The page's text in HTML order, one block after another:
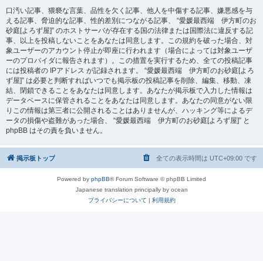
口汚い記事、猥褻な言葉、品性を欠く記事、他人を中傷する記事、嫌悪感を与
える記事、脅迫的な記事、性的差別につながる記事、 “愛媛最西端 伊方町のお
砂庭[よろず屋]” のホストサーバが存在する国の法律または国際法に違反する記
事、以上を投稿しないことをあなたは同意します。この規約を破った場合、対
象ユーザーのアカウント停止が即座に行われます（場合によっては対象ユーザ
ーのプロバイダに報告されます）。この措置を実行するため、全ての投稿記事
には投稿者の IPアドレス が記録されます。 “愛媛最西端 伊方町のお砂庭[よろ
ず屋]” は必要と判断すればいつでも掲示板の投稿記事を削除、編集、移動、凍
結、閉鎖できることをあなたは同意します。あなたが掲示板で入力した情報は
データベースに保管されることをあなたは同意します。あなたの同意がない限
りこの情報は第三者に公開されることはありませんが、ハッキング等によるデ
ータの損傷や盗難があった場合、 “愛媛最西端 伊方町のお砂庭[よろず屋]” と
phpBB はその責を負いません。
掲示板トップ 全ての表示時間は UTC+09:00 です
Powered by phpBB® Forum Software © phpBB Limited
Japanese translation principally by ocean
プライバシーについて | 利用規約